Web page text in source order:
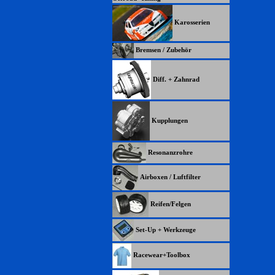
Karosserien
Bremsen / Zubehör
Diff. + Zahnrad
Kupplungen
Resonanzrohre
Airboxen / Luftfilter
Reifen/Felgen
Set-Up + Werkzeuge
Racewear+Toolbox